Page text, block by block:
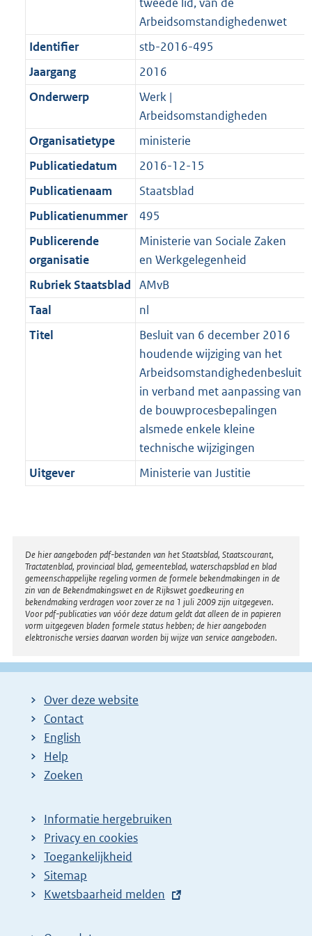
K
b
2
K
b
Arbeidsomstandighedenwet
Identifier
stb-2016-495
Jaargang
2016
Onderwerp
Werk |
Arbeidsomstandigheden
Organisatietype
ministerie
Publicatiedatum
2016-12-15
Publicatienaam
Staatsblad
Publicatienummer
495
Publicerende
organisatie
Ministerie van Sociale Zaken
en Werkgelegenheid
Rubriek Staatsblad AMvB
Taal
nl
Titel
Besluit van 6 december 2016
houdende wijziging van het
Arbeidsomstandighedenbesluit
in verband met aanpassing van
de bouwprocesbepalingen
alsmede enkele kleine
technische wijzigingen
Uitgever
Ministerie van Justitie
Disclaimer
De hier aangeboden pdf-bestanden van het Staatsblad, Staatscourant,
Tractatenblad, provinciaal blad, gemeenteblad, waterschapsblad en blad
gemeenschappelijke regeling vormen de formele bekendmakingen in de
zin van de Bekendmakingswet en de Rijkswet goedkeuring en
bekendmaking verdragen voor zover ze na 1 juli 2009 zijn uitgegeven.
Voor pdf-publicaties van vóór deze datum geldt dat alleen de in papieren
vorm uitgegeven bladen formele status hebben; de hier aangeboden
elektronische versies daarvan worden bij wijze van service aangeboden.
Over deze website
Contact
English
Help
Zoeken
Informatie hergebruiken
Privacy en cookies
Toegankelijkheid
Sitemap
E
t
Kwetsbaarheid melden